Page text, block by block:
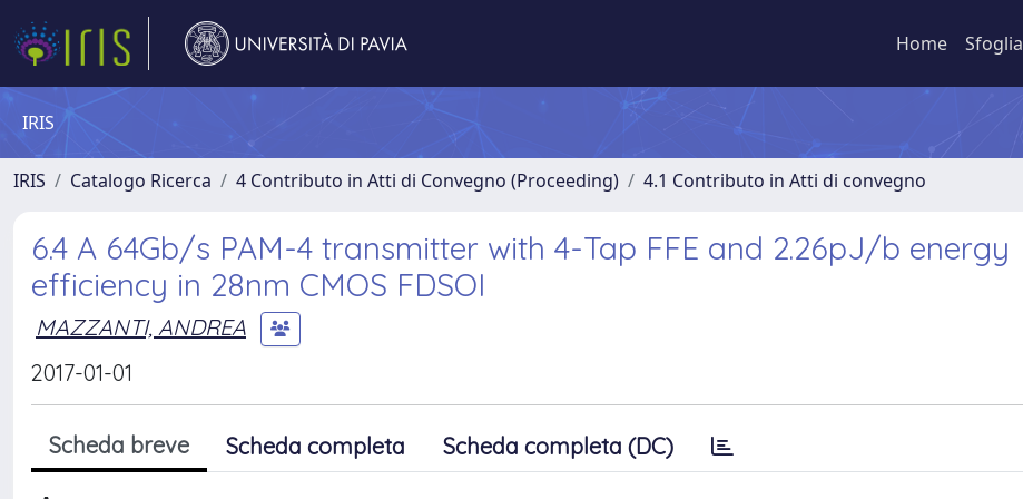
Home Sfoglia
IRIS
IRIS Catalogo Ricerca 4 Contributo in Atti di Convegno (Proceeding) 4.1 Contributo in Atti di convegno
6.4 A 64Gb/s PAM-4 transmitter with 4-Tap FFE and 2.26pJ/b energy
efficiency in 28nm CMOS FDSOI
MAZZANTI, ANDREA
2017-01-01
Scheda breve Scheda completa Scheda completa (DC)